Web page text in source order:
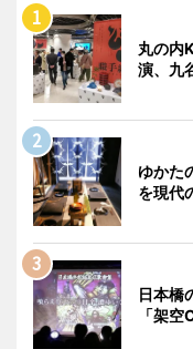
丸の内
演、九
ゆかた
を現代
日本橋
「架